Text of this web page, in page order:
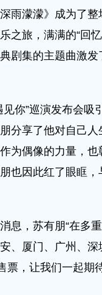
雨濛濛》成为了
之旅，满满的“回
剧集的主题曲激
”巡演发布会吸
分享了他对自己
为偶像的力量，
也因此红了眼眶
，苏有朋“在多重
、厦门、广州、
票，让我们一起期